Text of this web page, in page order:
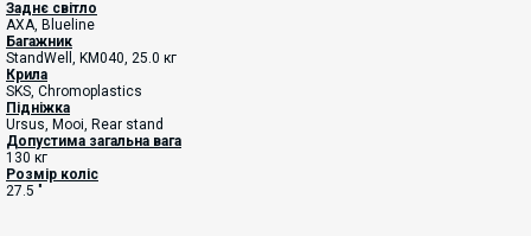
Заднє світло
AXA, Blueline
Багажник
StandWell, KM040, 25.0 кг
Крила
SKS, Chromoplastics
Підніжка
Ursus, Mooi, Rear stand
Допустима загальна вага
130 кг
Розмір коліс
27.5 "